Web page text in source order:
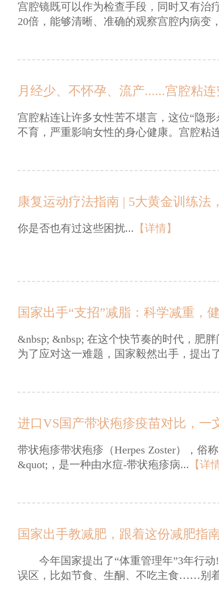
宫腔镜既可以作为检查手段，同时又有治
20倍，能够清晰、准确的观察宫腔内病变
月经少、不怀孕、流产......宫腔粘
宫腔粘连让许多女性苦不堪言，这位“隐
不育，严重影响女性的身心健康。宫腔粘
康复运动疗法指南 | 5大黄金训练法
你是否也有过这些困扰... 【详情】
国家出手“支招”减脂：科学减重，
&nbsp; &nbsp; 在这个快节奏的时代，肥
为了应对这一难题，国家毅然出手，提出
进口VS国产带状疱疹疫苗对比，一
带状疱疹带状疱疹（Herpes Zoster），俗
&quot;，是一种由水痘-带状疱疹病... 【详
国家出手教减肥，跟着这份减肥指
今年国家提出了“体重管理年”3年行
误区，比如节食、生酮、不吃主食……别